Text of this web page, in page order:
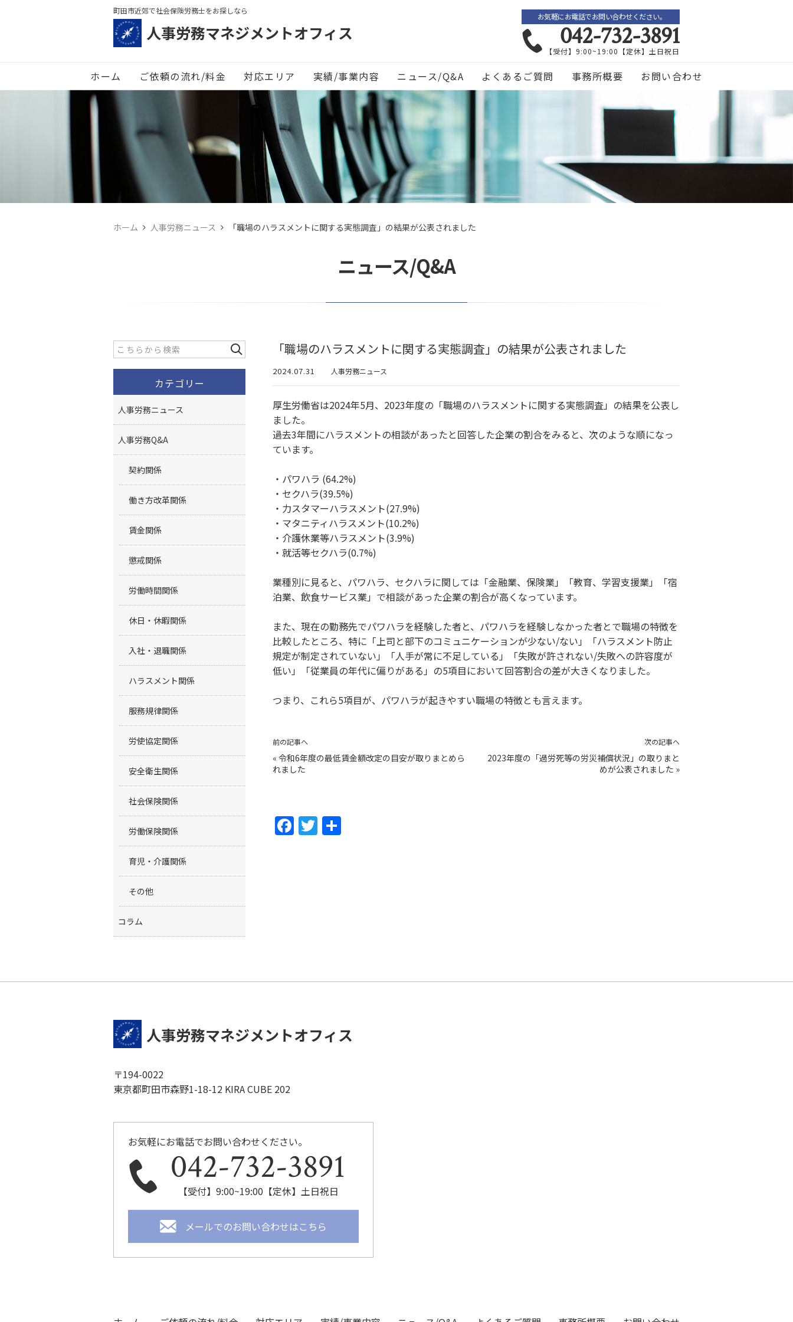
町田市近郊で社会保険労務士をお探しなら
人事労務マネジメントオフィス
お気軽にお電話でお問い合わせください。
042-732-3891
【受付】9:00~19:00【定休】土日祝日
ホーム ご依頼の流れ/料金 対応エリア 実績/事業内容 ニュース/Q&A よくあるご質問 事務所概要 お問い合わせ
ホーム 人事労務ニュース 「職場のハラスメントに関する実態調査」の結果が公表されました
ニュース/Q&A
「職場のハラスメントに関する実態調査」の結果が公表されました
2024.07.31 人事労務ニュース
厚生労働省は2024年5月、2023年度の「職場のハラスメントに関する実態調査」の結果を公表し
ました。
過去3年間にハラスメントの相談があったと回答した企業の割合をみると、次のような順になっ
ています。
・パワハラ (64.2%)
・セクハラ(39.5%)
・力スタマーハラスメント(27.9%)
・マタニティハラスメント(10.2%)
・介護休業等ハラスメント(3.9%)
・就活等セクハラ(0.7%)
業種別に見ると、パワハラ、セクハラに関しては「金融業、保険業」「教育、学習支援業」「宿
泊業、飲食サービス業」で相談があった企業の割合が高くなっています。
また、現在の勤務先でパワハラを経験した者と、パワハラを経験しなかった者とで職場の特徴を
比較したところ、特に「上司と部下のコミュニケーションが少ない/ない」「ハラスメント防止
規定が制定されていない」「人手が常に不足している」「失敗が許されない/失敗への許容度が
低い」「従業員の年代に偏りがある」の5項目において回答割合の差が大きくなりました。
つまり、これら5項目が、パワハラが起きやすい職場の特徴とも言えます。
前の記事へ
« 令和6年度の最低賃金額改定の目安が取りまとめら
れました
次の記事へ
2023年度の「過労死等の労災補償状況」の取りまと
めが公表されました »
F T
カテゴリー
人事労務ニュース
人事労務Q&A
契約関係
働き方改革関係
賃金関係
懲戒関係
労働時間関係
休日・休暇関係
入社・退職関係
ハラスメント関係
服務規律関係
労使協定関係
安全衛生関係
社会保険関係
労働保険関係
育児・介護関係
その他
コラム
人事労務マネジメントオフィス
〒194-0022
東京都町田市森野1-18-12 KIRA CUBE 202
お気軽にお電話でお問い合わせください。
042-732-3891
【受付】9:00~19:00【定休】土日祝日
メールでのお問い合わせはこちら